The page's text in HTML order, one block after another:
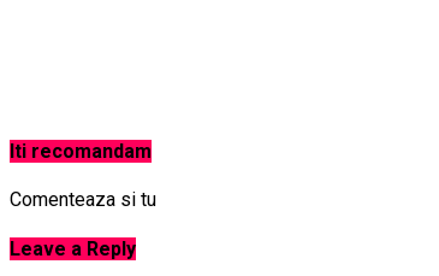
Iti recomandam
Comenteaza si tu
Leave a Reply